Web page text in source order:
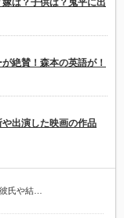
は？子供は？鬼平に出
絶賛！森本の英語が！
出演した映画の作品
氏や結…